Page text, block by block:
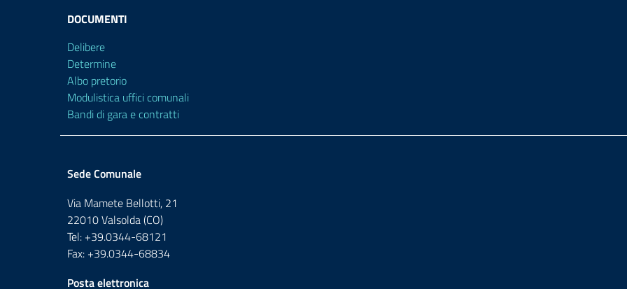
DOCUMENTI
Delibere
Determine
Albo pretorio
Modulistica uffici comunali
Bandi di gara e contratti
Sede Comunale
Via Mamete Bellotti, 21
22010 Valsolda (CO)
Tel: +39.0344-68121
Fax: +39.0344-68834
Posta elettronica